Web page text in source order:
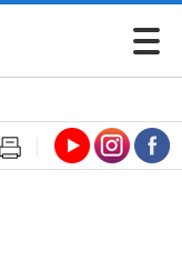
모바일